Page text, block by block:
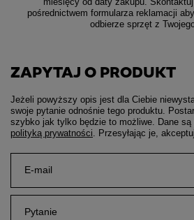
pośrednictwem formularza reklamacji aby
odbierze sprzęt z
ZAPYTAJ O PRODUKT
Jeżeli powyższy opis jest dla Ciebie
swoje pytanie odnośnie tego produktu.
szybko jak tylko będzie to możliwe. Dane
polityką prywatności. Przesyłając je,
E-mail
Pytanie